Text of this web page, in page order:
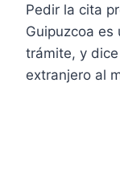
Pedir la cita
Guipuzcoa es
trámite, y
extranjero al